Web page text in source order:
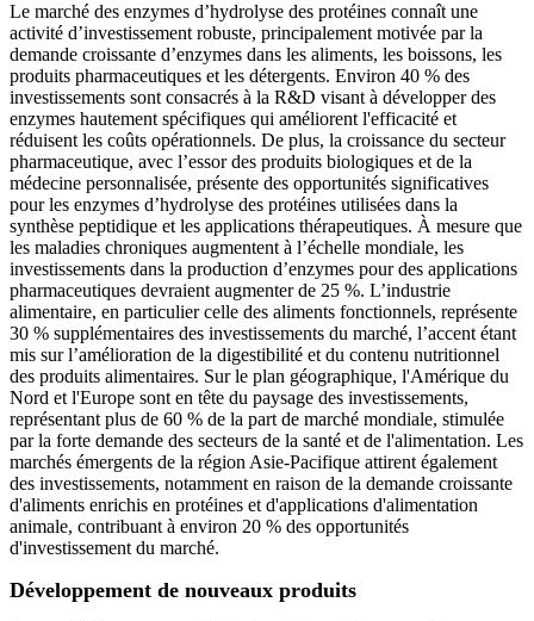
Le marché des enzymes d’hydrolyse des protéines connaît une
activité d’investissement robuste, principalement motivée par la
demande croissante d’enzymes dans les aliments, les boissons, les
produits pharmaceutiques et les détergents. Environ 40 % des
investissements sont consacrés à la R&D visant à développer des
enzymes hautement spécifiques qui améliorent l'efficacité et
réduisent les coûts opérationnels. De plus, la croissance du secteur
pharmaceutique, avec l’essor des produits biologiques et de la
médecine personnalisée, présente des opportunités significatives
pour les enzymes d’hydrolyse des protéines utilisées dans la
synthèse peptidique et les applications thérapeutiques. À mesure que
les maladies chroniques augmentent à l’échelle mondiale, les
investissements dans la production d’enzymes pour des applications
pharmaceutiques devraient augmenter de 25 %. L’industrie
alimentaire, en particulier celle des aliments fonctionnels, représente
30 % supplémentaires des investissements du marché, l’accent étant
mis sur l’amélioration de la digestibilité et du contenu nutritionnel
des produits alimentaires. Sur le plan géographique, l'Amérique du
Nord et l'Europe sont en tête du paysage des investissements,
représentant plus de 60 % de la part de marché mondiale, stimulée
par la forte demande des secteurs de la santé et de l'alimentation. Les
marchés émergents de la région Asie-Pacifique attirent également
des investissements, notamment en raison de la demande croissante
d'aliments enrichis en protéines et d'applications d'alimentation
animale, contribuant à environ 20 % des opportunités
d'investissement du marché.
Développement de nouveaux produits